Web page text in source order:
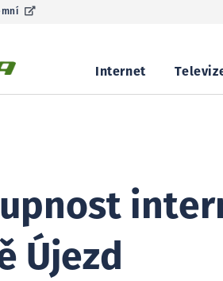
Internet
Újezd